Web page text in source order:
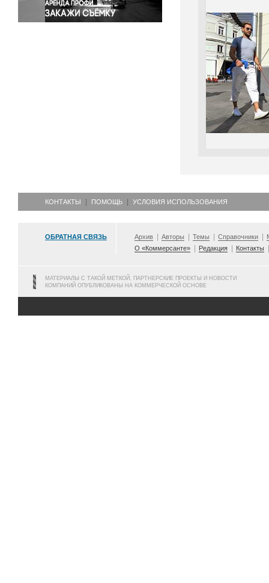
КОНТАКТЫ ПОМОЩЬ УСЛОВИЯ ИСПОЛЬЗОВАНИЯ
ОБРАТНАЯ СВЯЗЬ Архив Авторы Темы Справочники
О «Коммерсанте»
Редакция Контакты
МАТЕРИАЛЫ С ТАКОЙ МЕТКОЙ, ПАРТНЕРСКИЕ ПРОЕКТЫ И НОВОСТИ
КОМПАНИЙ ОПУБЛИКОВАНЫ НА КОММЕРЧЕСКОЙ ОСНОВЕ